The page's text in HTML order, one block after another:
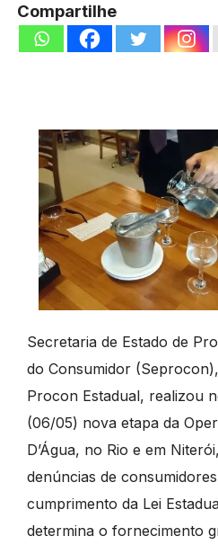
Compartilhe
Secretaria de Estado de
do Consumidor
Procon Estadual, realizou
(06/05) nova etapa da
D’Água, no Rio e em
denúncias de
cumprimento da Lei
determina o fornecimento